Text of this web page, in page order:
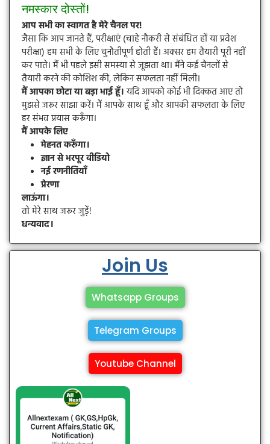
नमस्कार दोस्तों!
आप सभी का स्वागत है मेरे चैनल पर!
जैसा कि आप जानते हैं, परीक्षाएं (चाहे नौकरी से संबंधित हों या प्रवेश
परीक्षा) हम सभी के लिए चुनौतीपूर्ण होती हैं। अक्सर हम तैयारी पूरी नहीं
कर पाते। मैं भी पहले इसी समस्या से जूझता था। मैंने कई चैनलों से
तैयारी करने की कोशिश की, लेकिन सफलता नहीं मिली।
मैं आपका छोटा या बड़ा भाई हूँ।यदि आपको कोई भी दिक्कत आए तो
मुझसे जरूर साझा करें। मैं आपके साथ हूँ और आपकी सफलता के लिए
हर संभव प्रयास करूँगा।
मैं आपके लिए
मेहनत करूँगा।
ज्ञान से भरपूर वीडियो
नई रणनीतियाँ
प्रेरणा
लाऊंगा।
तो मेरे साथ जरूर जुड़ें!
धन्यवाद।
Join Us
Whatsapp Groups
Telegram Groups
Youtube Channel